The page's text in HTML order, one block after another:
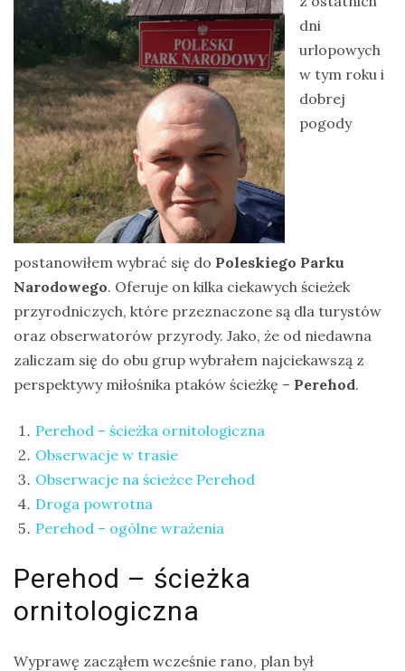
dni
urlopowych
w tym roku i
dobrej
pogody
postanowiłem wybrać się do Poleskiego Parku
Narodowego. Oferuje on kilka ciekawych ścieżek
przyrodniczych, które przeznaczone są dla turystów
oraz obserwatorów przyrody. Jako, że od niedawna
zaliczam się do obu grup wybrałem najciekawszą z
perspektywy miłośnika ptaków ścieżkę – Perehod.
Perehod – ścieżka ornitologiczna
Obserwacje w trasie
Obserwacje na ścieżce Perehod
Droga powrotna
Perehod – ogólne wrażenia
Perehod – ścieżka
ornitologiczna
Wyprawę zacząłem wcześnie rano, plan był
Lankę
–
raport
Wrona
siwa
–
jak
wygląda,
co
je
ile
żyje
wrona?
Modraszka
żółto-
błękitny,
ptasi
waleczności